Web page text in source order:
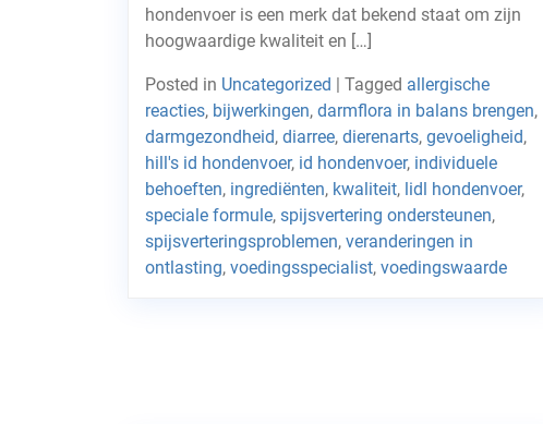
hondenvoer is een merk dat bekend staat om zijn
hoogwaardige kwaliteit en […]
Posted in Uncategorized | Tagged allergische
reacties, bijwerkingen, darmflora in balans brengen,
darmgezondheid, diarree, dierenarts, gevoeligheid,
hill's id hondenvoer, id hondenvoer, individuele
behoeften, ingrediënten, kwaliteit, lidl hondenvoer,
speciale formule, spijsvertering ondersteunen,
spijsverteringsproblemen, veranderingen in
ontlasting, voedingsspecialist, voedingswaarde